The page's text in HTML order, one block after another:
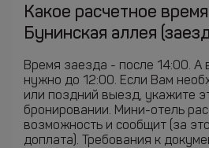
Какое расчетное
Бунинская аллея
Время заезда - после 14:00. А
нужно до 12:00. Если Вам
или поздний выезд, укажите
бронировании. Мини-отель
возможность и сообщит (за
доплата). Требования к